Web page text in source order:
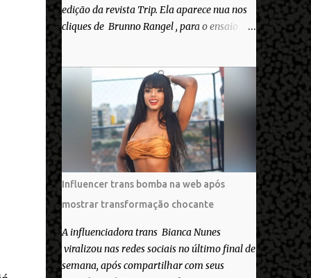
edição da revista Trip. Ela aparece nua nos
cliques de Brunno Rangel , para o ensaio
Pele Project, que ilustra a matéria de capa
saiuuu!!! Muita felicidade e gratidão a toda
movimentação para que isso se tornasse
real. Agradeço aos lindos Bruno e Marcelo
por me convidarem para esse projeto
incrível, que fala acima de tudo sobre amor.
Todo carinho do mundo para a Dri da Trip
que foi a ponte disso tudo”, escreveu
Gabriela. Gabriela classificou a capa como
linda e a matéria que envolvem 180
histórias (e corpos nus) de gente que se
apaixonou pela própria pele – como
extraordinária. O Pele Projetc tem como
Influencer trans bomba na web após
mostrar transformação chocante
A influenciadora trans Bianca Nunes
viralizou nas redes sociais no último final de
semana, após compartilhar com seus